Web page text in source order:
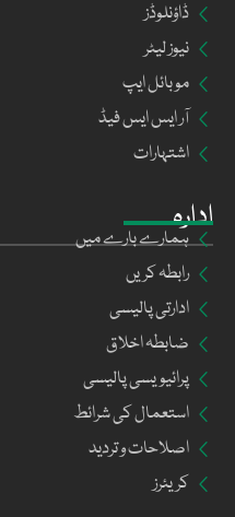
ادارہ
ہمارے بارے میں
رابطہ کریں
ادارتی پالیسی
ضابطہ اخلاق
پرائیویسی پالیسی
استعمال کی شرائط
اصلاحات و تردید
کریئرز
ڈاؤنلوڈز
نیوز لیٹر
موبائل ایپ
آر ایس ایس فیڈ
اشتہارات